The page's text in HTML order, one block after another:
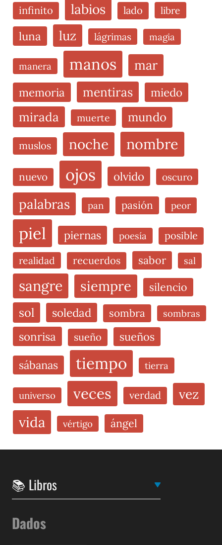
infinito labios lado libre
luna luz lágrimas magia
manera manos mar
memoria mentiras miedo
mirada muerte mundo
muslos noche nombre
nuevo ojos olvido oscuro
palabras pan pasión peor
piel piernas poesía posible
realidad recuerdos sabor sal
sangre siempre silencio
sol soledad sombra sombras
sonrisa sueño sueños
sábanas tiempo tierra
universo veces verdad vez
vida vértigo ángel
Dados